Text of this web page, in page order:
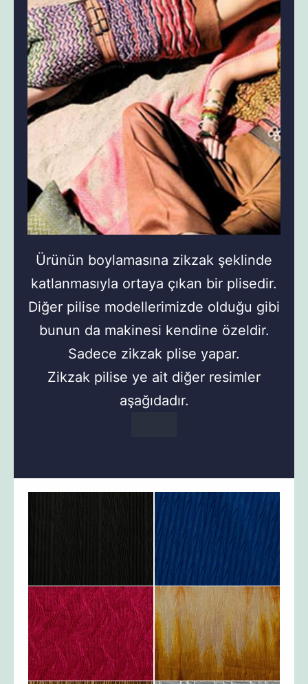
Ürünün boylamasına zikzak şeklinde
katlanmasıyla ortaya çıkan bir plisedir.
Diğer pilise modellerimizde olduğu gibi
bunun da makinesi kendine özeldir.
Sadece zikzak plise yapar.
Zikzak pilise ye ait diğer resimler
aşağıdadır.